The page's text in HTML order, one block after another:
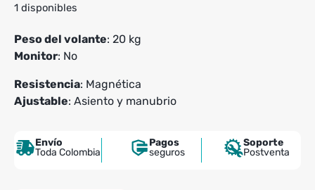
1 disponibles
Peso del volante: 20 kg
Monitor: No
Resistencia: Magnética
Ajustable: Asiento y manubrio
Envío
Toda Colombia
Pagos
seguros
Soporte
Postventa